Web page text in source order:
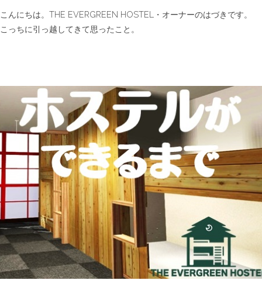
こんにちは。THE EVERGREEN HOSTEL・オーナーのはづきです。
こっちに引っ越してきて思ったこと。